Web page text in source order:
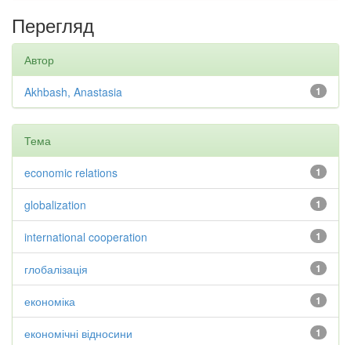
Перегляд
Автор
1
Akhbash, Anastasia
Тема
1
economic relations
1
globalization
1
international cooperation
1
глобалізація
1
економіка
1
економічні відносини